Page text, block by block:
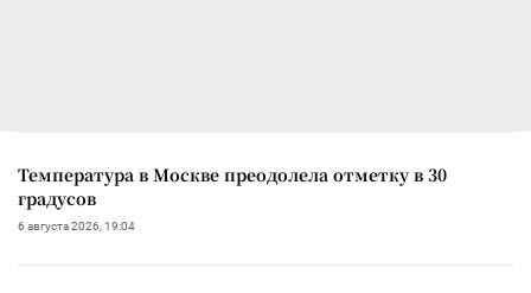
Температура в Москве преодолела отметку в 30
градусов
6 августа 2026, 19:04